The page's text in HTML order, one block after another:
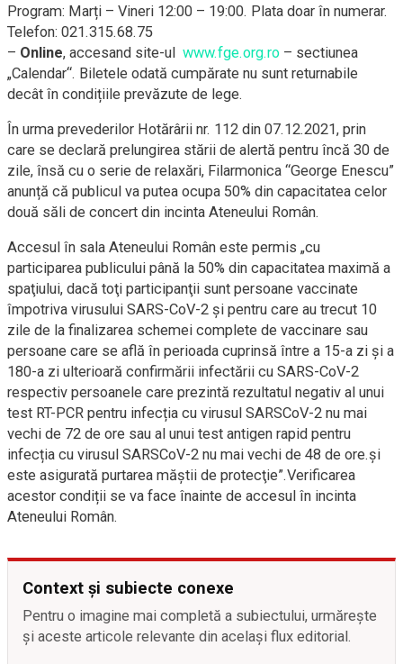
Program: Marți – Vineri 12:00 – 19:00. Plata doar în numerar.
Telefon: 021.315.68.75
– Online, accesand site-ul www.fge.org.ro – sectiunea
„Calendar“. Biletele odată cumpărate nu sunt returnabile
decât în condițiile prevăzute de lege.
În urma prevederilor Hotărârii nr. 112 din 07.12.2021, prin
care se declară prelungirea stării de alertă pentru încă 30 de
zile, însă cu o serie de relaxări, Filarmonica “George Enescu”
anunță că publicul va putea ocupa 50% din capacitatea celor
două săli de concert din incinta Ateneului Român.
Accesul în sala Ateneului Român este permis „cu
participarea publicului până la 50% din capacitatea maximă a
spaţiului, dacă toţi participanţii sunt persoane vaccinate
împotriva virusului SARS-CoV-2 şi pentru care au trecut 10
zile de la finalizarea schemei complete de vaccinare sau
persoane care se află în perioada cuprinsă între a 15-a zi şi a
180-a zi ulterioară confirmării infectării cu SARS-CoV-2
respectiv persoanele care prezintă rezultatul negativ al unui
test RT-PCR pentru infecția cu virusul SARSCoV-2 nu mai
vechi de 72 de ore sau al unui test antigen rapid pentru
infecția cu virusul SARSCoV-2 nu mai vechi de 48 de ore.şi
este asigurată purtarea măştii de protecţie”.Verificarea
acestor condiții se va face înainte de accesul în incinta
Ateneului Român.
Context și subiecte conexe
Pentru o imagine mai completă a subiectului, urmărește
și aceste articole relevante din același flux editorial.